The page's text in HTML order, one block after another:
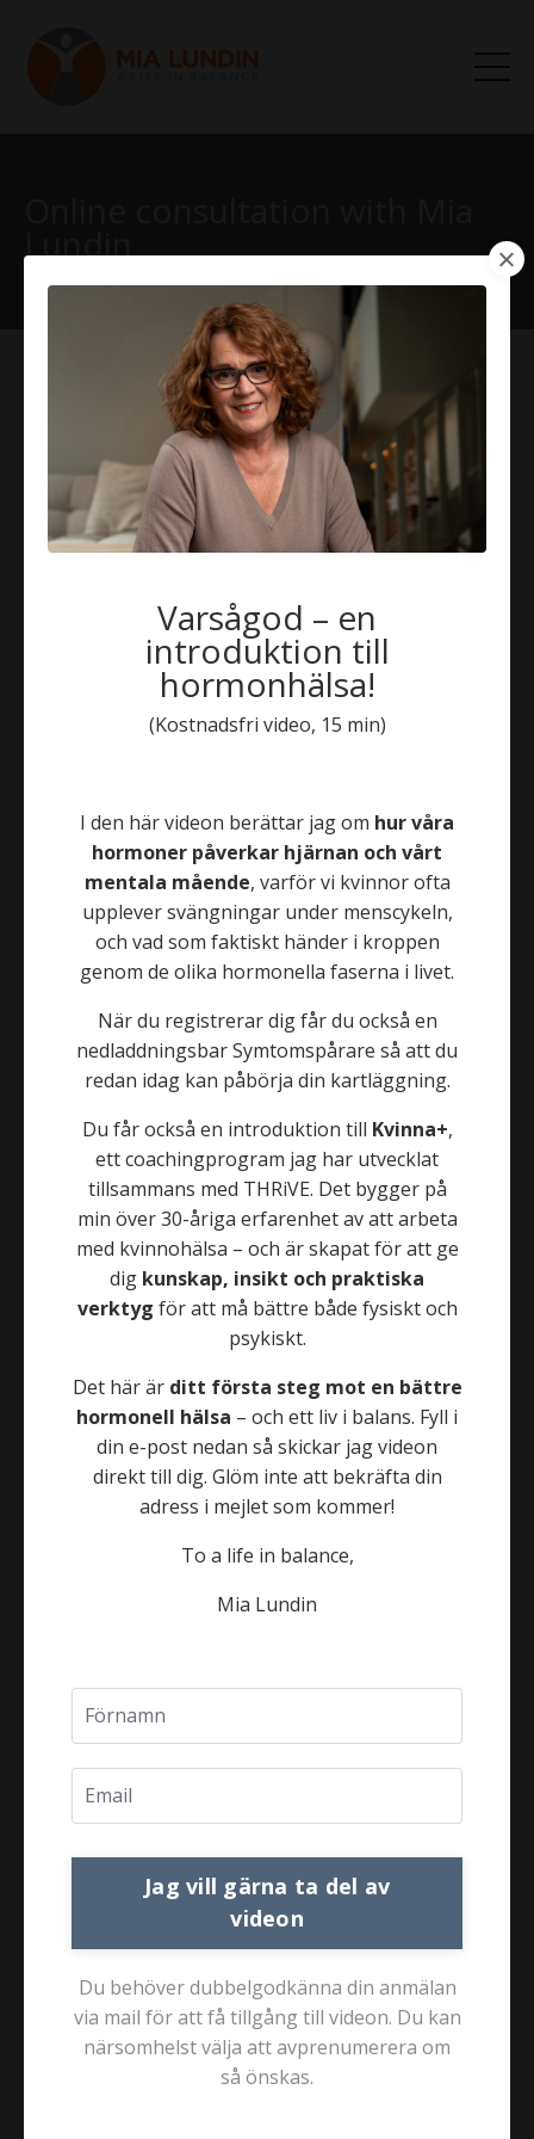
Lundin
Welcome to my online practice
Before you book your appointment, please
I will not be able to prescribe your hormones.
However, I will be able to make recommendations that
can be brought to your doctor or nurse practitioner.
I will only be available for medical questions during
your meeting with me and not via email or text in
Cancellations made later than 48 hours prior to your
meeting will be charged in full.
Some of the text on next page will be in Swedish, but
as soon as you book you will get all info in English.
Read about Mia Lundin here
Prices
Blood tests
Health Questionaire
Book here
Varsågod – en
introduktion till
hormonhälsa!
(Kostnadsfri video, 15 min)
I den här videon berättar jag om hur våra
hormoner påverkar hjärnan och vårt
mentala mående, varför vi kvinnor ofta
upplever svängningar under menscykeln,
och vad som faktiskt händer i kroppen
genom de olika hormonella faserna i livet.
När du registrerar dig får du också en
nedladdningsbar Symtomspårare så att du
redan idag kan påbörja din kartläggning.
Du får också en introduktion till Kvinna+,
ett coachingprogram jag har utvecklat
tillsammans med THRiVE. Det bygger på
min över 30-åriga erfarenhet av att arbeta
med kvinnohälsa – och är skapat för att ge
dig kunskap, insikt och praktiska
verktyg för att må bättre både fysiskt och
psykiskt.
Det här är ditt första steg mot en bättre
hormonell hälsa – och ett liv i balans. Fyll i
din e-post nedan så skickar jag videon
direkt till dig. Glöm inte att bekräfta din
adress i mejlet som kommer!
To a life in balance,
Mia Lundin
Jag vill gärna ta del av
videon
Du behöver dubbelgodkänna din anmälan
via mail för att få tillgång till videon. Du kan
närsomhelst välja att avprenumerera om
så önskas.